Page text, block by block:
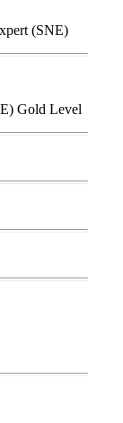
(SNE)
Gold Level